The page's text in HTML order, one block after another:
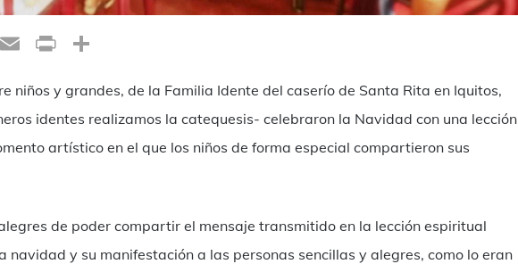
CopyEmailPrint
niños y grandes, de la Familia Idente del caserío de Santa Rita en Iquitos,
identes realizamos la catequesis- celebraron la Navidad con una lección
artístico en el que los niños de forma especial compartieron sus
de poder compartir el mensaje transmitido en la lección espiritual
navidad y su manifestación a las personas sencillas y alegres, como lo eran